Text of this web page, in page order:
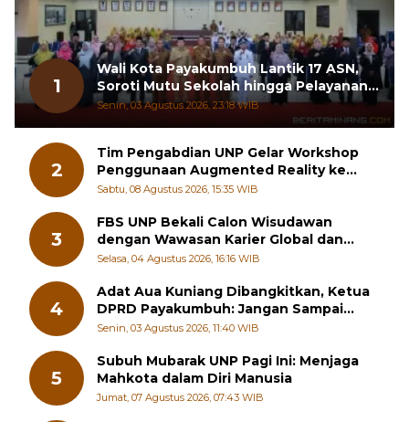
1
Wali Kota Payakumbuh Lantik 17 ASN,
Soroti Mutu Sekolah hingga Pelayanan
RSUD
Senin, 03 Agustus 2026, 23:18 WIB
2
Tim Pengabdian UNP Gelar Workshop
Penggunaan Augmented Reality ke
Guru Kimia SMA di Padang Pariaman
Sabtu, 08 Agustus 2026, 15:35 WIB
3
FBS UNP Bekali Calon Wisudawan
dengan Wawasan Karier Global dan
Kewirausahaan Kreatif
Selasa, 04 Agustus 2026, 16:16 WIB
4
Adat Aua Kuniang Dibangkitkan, Ketua
DPRD Payakumbuh: Jangan Sampai
Generasi Muda Hilang Jati Diri
Senin, 03 Agustus 2026, 11:40 WIB
5
Subuh Mubarak UNP Pagi Ini: Menjaga
Mahkota dalam Diri Manusia
Jumat, 07 Agustus 2026, 07:43 WIB